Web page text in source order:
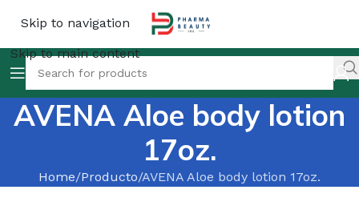
Skip to navigation
Skip to main content
AVENA Aloe body lotion
17oz.
Home Producto AVENA Aloe body lotion 17oz.